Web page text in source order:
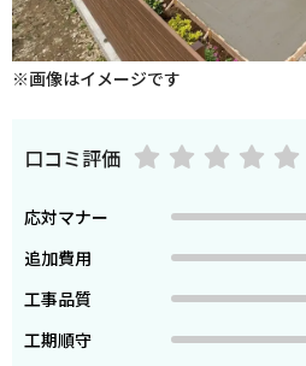
※画像はイメージです
口コミ評価
応対マナー
追加費用
工事品質
工期順守